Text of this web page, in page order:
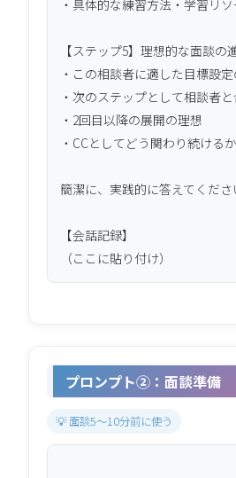
・具体的な練習方法・学習リソ
【ステップ5】理想的な面談の
・この相談者に適した目標設
・次のステップとして相談者
・2回目以降の展開の理想
・CCとしてどう関わり続けるか
簡潔に、実践的に答えてくださ
【会話記録】
（ここに貼り付け）
プロンプト②：面談準備
💡 面談5〜10分前に使う